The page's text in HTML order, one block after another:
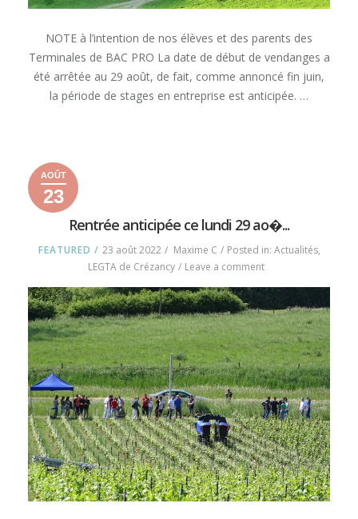
NOTE à l’intention de nos élèves et des parents des
Terminales de BAC PRO La date de début de vendanges a
été arrêtée au 29 août, de fait, comme annoncé fin juin,
la période de stages en entreprise est anticipée. …
PRO
LYCÉE
DE
23
août
2022
23
août
2022
AOÛT
23
2022
Rentrée anticipée ce lundi 29 ao�...
FEATURED 23 août 2022 Maxime C Posted in: Actualités,
LEGTA de Crézancy
Leave a commenton
anticipée
ce
lundi
29
août
pour
les
vendanges
du
Lycée
de
Crézancy